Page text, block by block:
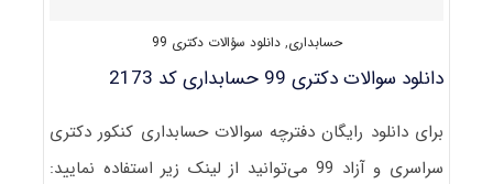
حسابداری,دانلود سؤالات دکتری 99
دانلود سوالات دکتری 99 حسابداری کد 2173
برای دانلود رایگان دفترچه سوالات حسابداری کنکور دکتری
سراسری و آزاد 99 می‌توانید از لینک زیر استفاده نمایید: